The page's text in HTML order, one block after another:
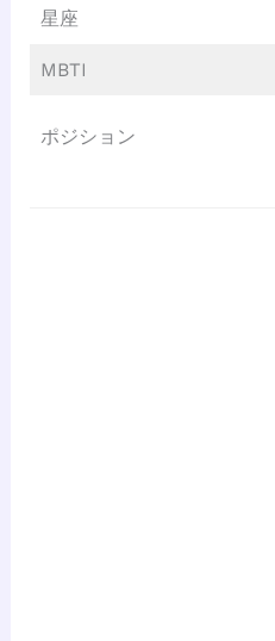
星座
MBTI
ポジション